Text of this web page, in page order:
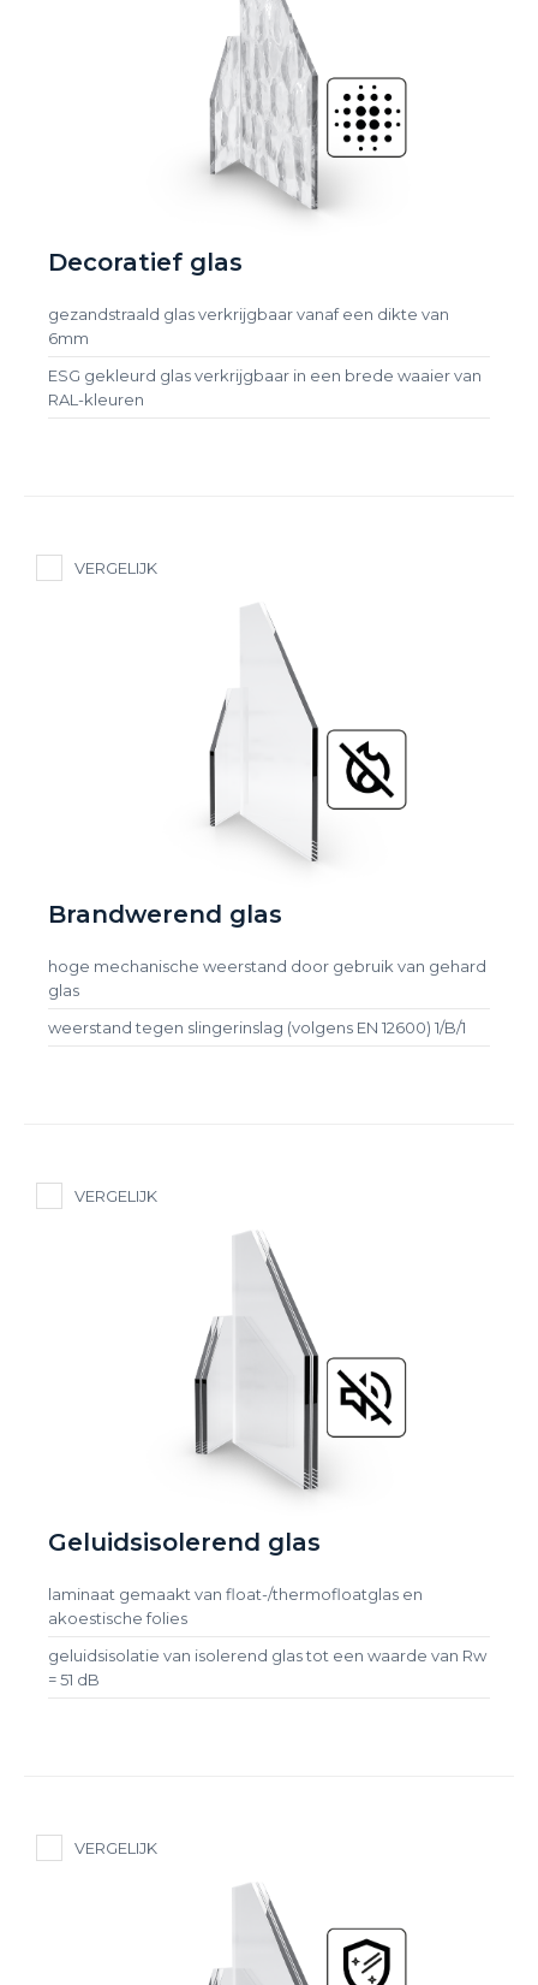
Decoratief glas
gezandstraald glas verkrijgbaar vanaf een dikte van
6mm
ESG gekleurd glas verkrijgbaar in een brede waaier van
RAL-kleuren
VERGELIJK
Brandwerend glas
hoge mechanische weerstand door gebruik van gehard
glas
weerstand tegen slingerinslag (volgens EN 12600) 1/B/1
VERGELIJK
Geluidsisolerend glas
laminaat gemaakt van float-/thermofloatglas en
akoestische folies
geluidsisolatie van isolerend glas tot een waarde van Rw
= 51 dB
VERGELIJK